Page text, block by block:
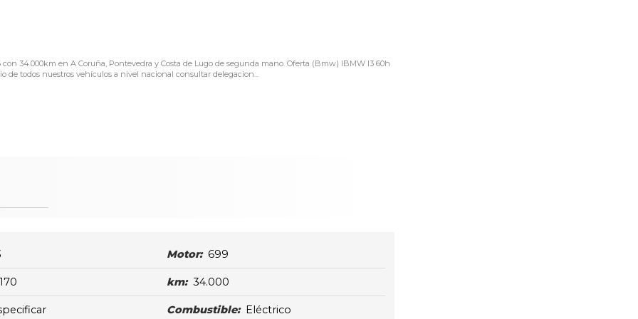
34.000km en A Coruña, Pontevedra y Costa de Lugo de segunda mano. Oferta (Bmw) IBMW I3 60h
de todos nuestros vehículos a nivel nacional consultar delegacion...
Motor: 699
170 km: 34.000
Combustible: Eléctrico